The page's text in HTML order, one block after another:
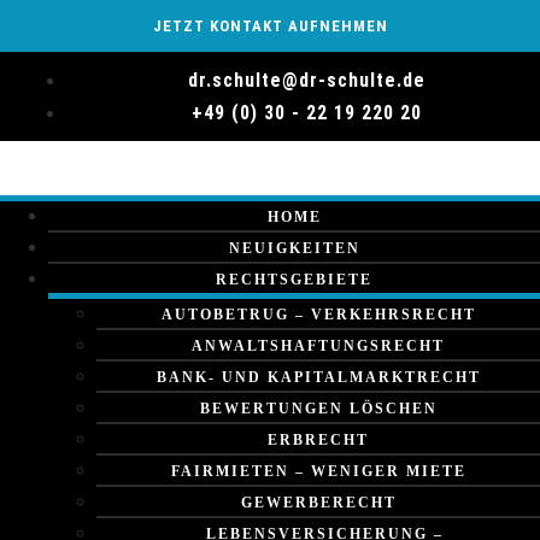
dr.schulte@dr-schulte.de
+49 (0) 30 - 22 19 220 20
JETZT KONTAKT AUFNEHMEN
HOME
NEUIGKEITEN
RECHTSGEBIETE
AUTOBETRUG – VERKEHRSRECHT
ANWALTSHAFTUNGSRECHT
BANK- UND KAPITALMARKTRECHT
BEWERTUNGEN LÖSCHEN
ERBRECHT
FAIRMIETEN – WENIGER MIETE
GEWERBERECHT
LEBENSVERSICHERUNG –